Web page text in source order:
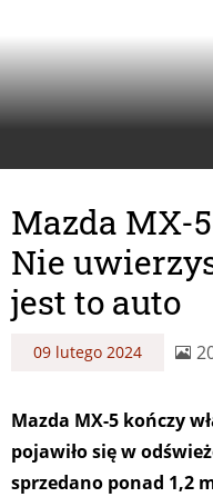
Mazda MX-
Nie
jest to auto
09 lutego 2024
Mazda MX-5 kończy
pojawiło się w
sprzedano ponad 1,2